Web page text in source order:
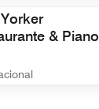
& Terrace
& Piano